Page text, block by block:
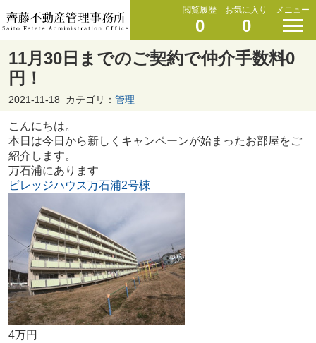
閲覧履歴
0
お気に入り
0
メニュー
11月30日までのご契約で仲介手数料0
円！
2021-11-18 カテゴリ： 管理
こんにちは。
本日は今日から新しくキャンペーンが始まったお部屋をご
紹介します。
万石浦にあります
ビレッジハウス万石浦2号棟
4万円